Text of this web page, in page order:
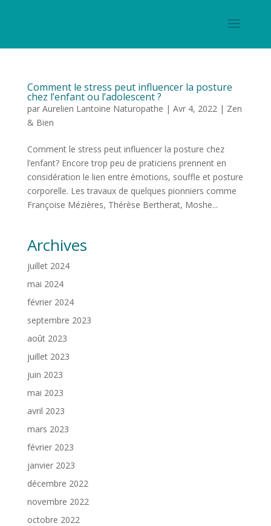
Comment le stress peut influencer la posture
chez l’enfant ou l’adolescent ?
par Aurelien Lantoine Naturopathe | Avr 4, 2022| Zen
& Bien
Comment le stress peut influencer la posture chez
l’enfant? Encore trop peu de praticiens prennent en
considération le lien entre émotions, souffle et posture
corporelle. Les travaux de quelques pionniers comme
Françoise Mézières, Thérèse Bertherat, Moshe...
Archives
juillet 2024
mai 2024
février 2024
septembre 2023
août 2023
juillet 2023
juin 2023
mai 2023
avril 2023
mars 2023
février 2023
janvier 2023
décembre 2022
novembre 2022
octobre 2022